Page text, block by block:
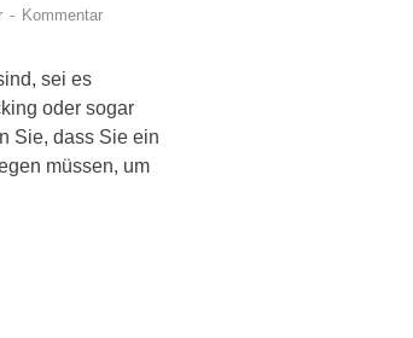
- Kommentar
sei es
oder sogar
Sie, dass Sie ein
müssen, um